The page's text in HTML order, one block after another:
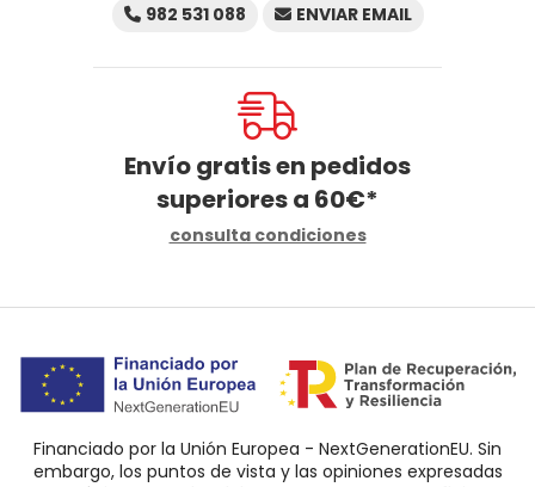
982 531 088 ENVIAR EMAIL
Envío gratis en pedidos
superiores a 60€*
consulta condiciones
Financiado por la Unión Europea - NextGenerationEU. Sin
embargo, los puntos de vista y las opiniones expresadas